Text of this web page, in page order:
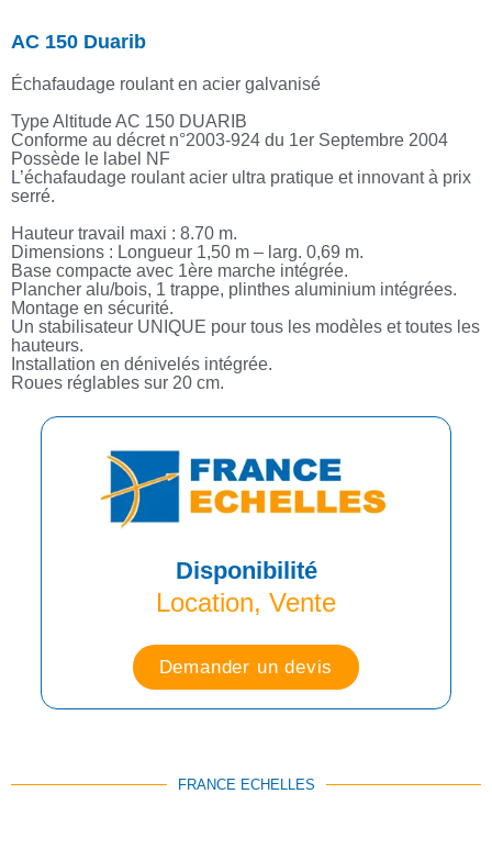
AC 150 Duarib
Échafaudage roulant en acier galvanisé
Type Altitude AC 150 DUARIB
Conforme au décret n°2003-924 du 1er Septembre 2004
Possède le label NF
L’échafaudage roulant acier ultra pratique et innovant à prix
serré.
Hauteur travail maxi : 8.70 m.
Dimensions : Longueur 1,50 m – larg. 0,69 m.
Base compacte avec 1ère marche intégrée.
Plancher alu/bois, 1 trappe, plinthes aluminium intégrées.
Montage en sécurité.
Un stabilisateur UNIQUE pour tous les modèles et toutes les
hauteurs.
Installation en dénivelés intégrée.
Roues réglables sur 20 cm.
Disponibilité
Location, Vente
Demander un devis
FRANCE ECHELLES